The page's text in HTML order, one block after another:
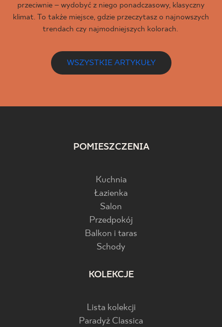
przeciwnie – wydobyć z niego ponadczasowy, klasyczny
klimat. To także miejsce, gdzie przeczytasz o najnowszych
trendach czy najmodniejszych kolorach.
WSZYSTKIE ARTYKUŁY
POMIESZCZENIA
Kuchnia
Łazienka
Salon
Przedpokój
Balkon i taras
Schody
KOLEKCJE
Lista kolekcji
Paradyż Classica